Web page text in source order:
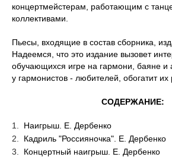
концертмейстерам, работающим с
коллективами.
Пьесы, входящие в состав сборника,
Надеемся, что это издание вызовет
обучающихся игре нa гармони, баяне и
у гармонистов - любителей, обогатит их
СОДЕРЖАНИЕ:
Наигрыш. Е. Дербенко
Кадриль "Россияночка". Е. Дербенко
Концертный наигрыш. E. Дербенко